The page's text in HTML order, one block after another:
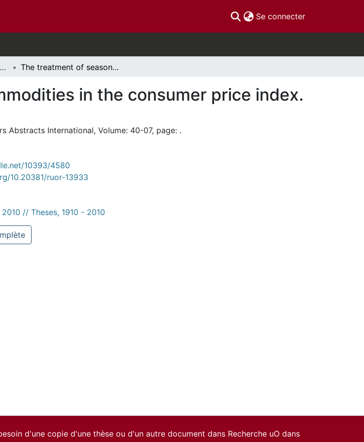
Se connecter(current)
Thèses, 1910 - 2010 // Theses, 1910 - 2010 The treatment of seasonal commodities in the consumer price index.
in the consumer price index.
Abstracts International, Volume: 40-07, page: .
10393/4580
10.20381/ruor-13933
// Theses, 1910 - 2010
d'une copie d'une thèse ou d'un autre document dans Recherche uO dans